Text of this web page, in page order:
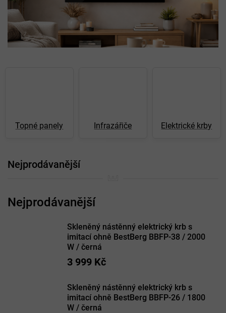
Topné panely Infrazářiče Elektrické krby
Nejprodávanější
Skleněný nástěnný elektrický krb s
imitací ohně BestBerg BBFP-38 / 2000
W / černá
3 999 Kč
Skleněný nástěnný elektrický krb s
imitací ohně BestBerg BBFP-26 / 1800
W / černá